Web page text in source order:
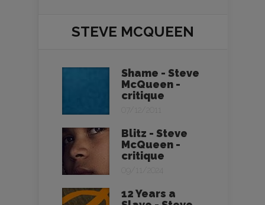
STEVE MCQUEEN
Shame - Steve
McQueen -
critique
Blitz - Steve
McQueen -
critique
09/11/2024
12 Years a